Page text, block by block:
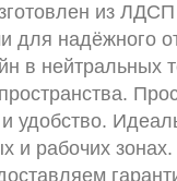
из
для надёжного
в нейтральных
удобство.
и рабочих